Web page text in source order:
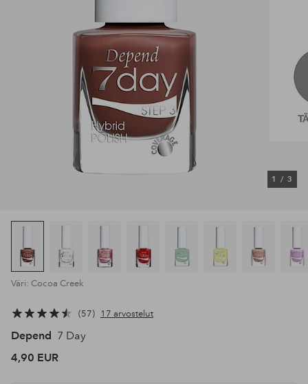
1 / 3
Väri: Cocoa Creek
57 17 arvostelut
Depend
7 Day
4,90 EUR